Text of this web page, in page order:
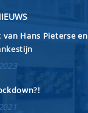
Hans Pieterse en